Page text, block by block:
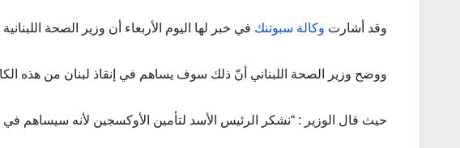
وقد أشارت وكالة سبوتنك في خبر لها اليوم الأربعاء أن وزير الصحة
ووضح وزير الصحة اللبناني أنّ ذلك سوف يساهم في إنقاذ لبنان من هذه
حيث قال الوزير : “نشكر الرئيس الأسد لتأمين الأوكسجين لأنه سيساهم في